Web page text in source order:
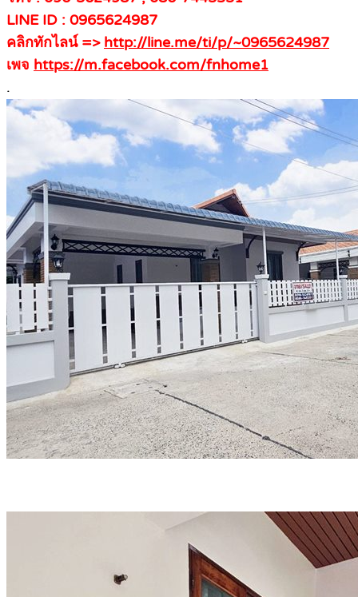
LINE ID : 0965624987
คลิกทักไลน์ => http://line.me/ti/p/~0965624987
เพจ https://m.facebook.com/fnhome1
.